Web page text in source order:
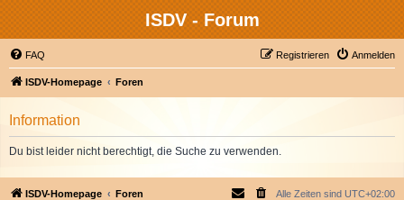
ISDV - Forum
FAQ Anmelden
Registrieren
ISDV-Homepage Foren
Information
Du bist leider nicht berechtigt, die Suche zu verwenden.
ISDV-Homepage Foren Alle Zeiten sind UTC+02:00